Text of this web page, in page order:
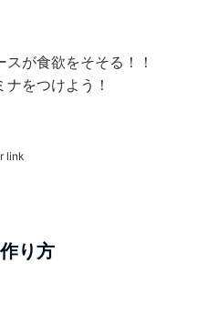
が食欲をそそる！！
をつけよう！
link
り方